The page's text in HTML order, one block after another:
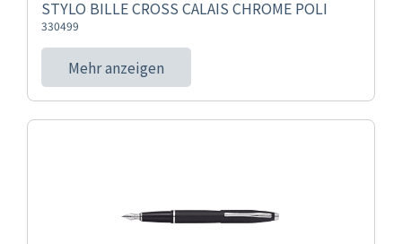
STYLO BILLE CROSS CALAIS CHROME POLI
330499
Mehr anzeigen